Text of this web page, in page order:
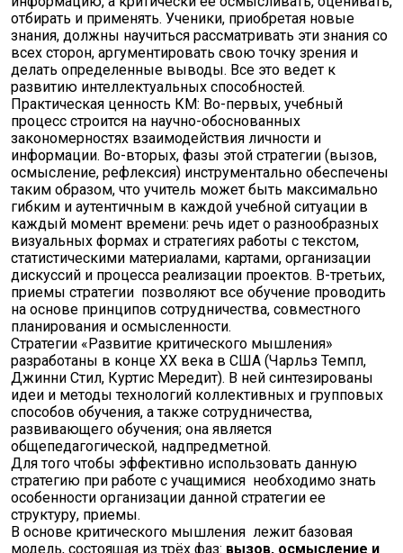
отбирать и применять. Ученики, приобретая новые
знания, должны научиться рассматривать эти знания со
всех сторон, аргументировать свою точку зрения и
делать определенные выводы. Все это ведет к
развитию интеллектуальных способностей.
Практическая ценность КМ: Во-первых, учебный
процесс строится на научно-обоснованных
закономерностях взаимодействия личности и
информации. Во-вторых, фазы этой стратегии (вызов,
осмысление, рефлексия) инструментально обеспечены
таким образом, что учитель может быть максимально
гибким и аутентичным в каждой учебной ситуации в
каждый момент времени: речь идет о разнообразных
визуальных формах и стратегиях работы с текстом,
статистическими материалами, картами, организации
дискуссий и процесса реализации проектов. В-третьих,
приемы стратегии позволяют все обучение проводить
на основе принципов сотрудничества, совместного
планирования и осмысленности.
Стратегии «Развитие критического мышления»
разработаны в конце XX века в США (Чарльз Темпл,
Джинни Стил, Куртис Мередит). В ней синтезированы
идеи и методы технологий коллективных и групповых
способов обучения, а также сотрудничества,
развивающего обучения; она является
общепедагогической, надпредметной.
Для того чтобы эффективно использовать данную
стратегию при работе с учащимися необходимо знать
особенности организации данной стратегии ее
структуру, приемы.
В основе критического мышления лежит базовая
модель, состоящая из трёх фаз: вызов, осмысление и